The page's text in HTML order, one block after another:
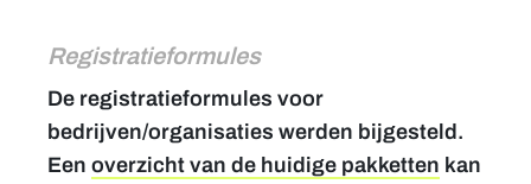
Registratieformules
De registratieformules voor
bedrijven/organisaties werden bijgesteld.
Een overzicht van de huidige pakketten kan